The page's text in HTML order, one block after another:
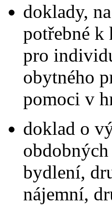
doklady,
potřebné k
pro
obytného
pomoci v
doklad o
bydlení,
nájemní,